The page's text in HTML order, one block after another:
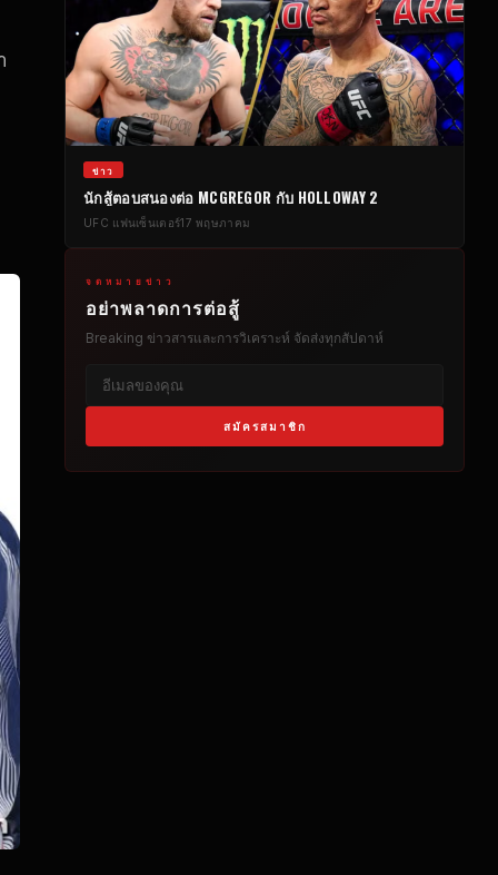
ข่าว
นักสู้ตอบสนองต่อ MCGREGOR กับ HOLLOWAY 2
UFC แฟนเซ็นเตอร์17 พฤษภาคม
จดหมายข่าว
อย่าพลาดการต่อสู้
Breaking ข่าวสารและการวิเคราะห์ จัดส่งทุกสัปดาห์
สมัครสมาชิก